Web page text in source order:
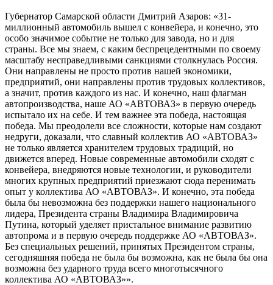
Губернатор Самарской области Дмитрий Азаров: «31-
миллионный автомобиль вышел с конвейера, и конечно, это
особо значимое событие не только для завода, но и для
страны. Все мы знаем, с каким беспрецедентными по своему
масштабу несправедливыми санкциями столкнулась Россия.
Они направлены не просто против нашей экономики,
предприятий, они направлены против трудовых коллективов,
а значит, против каждого из нас. И конечно, наш флагман
автопроизводства, наше АО «АВТОВАЗ» в первую очередь
испытало их на себе. И тем важнее эта победа, настоящая
победа. Мы преодолели все сложности, которые нам создают
недруги, доказали, что славный коллектив АО «АВТОВАЗ»
не только является хранителем трудовых традиций, но
движется вперед. Новые современные автомобили сходят с
конвейера, внедряются новые технологии, и руководители
многих крупных предприятий приезжают сюда перенимать
опыт у коллектива АО «АВТОВАЗ». И конечно, эта победа
была бы невозможна без поддержки нашего национального
лидера, Президента страны Владимира Владимировича
Путина, который уделяет пристальное внимание развитию
автопрома и в первую очередь поддержке АО «АВТОВАЗ».
Без специальных решений, принятых Президентом страны,
сегодняшняя победа не была бы возможна, как не была бы она
возможна без ударного труда всего многотысячного
коллектива АО «АВТОВАЗ»».